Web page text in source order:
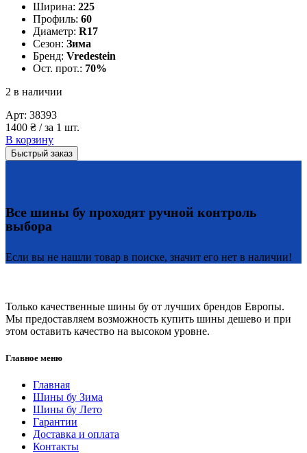
Ширина: 225
Профиль: 60
Диаметр: R17
Сезон: Зима
Бренд: Vredestein
Ост. прот.: 70%
2 в наличии
Арт: 38393
1400 ₴ / за 1 шт.
В корзину
Быстрый заказ
Все шины бу проходят ручной контроль
выбора
Если вы не нашли товар в поиске, значит его нет в наличии!
Только качественные шины бу от лучших брендов Европы.
Мы предоставляем возможность купить шины дешево и при
этом оставить качество на высоком уровне.
Главное меню
Главная
Шины бу Зима
Шины бу Лето
Гарантии
Доставка и оплата
Контакты